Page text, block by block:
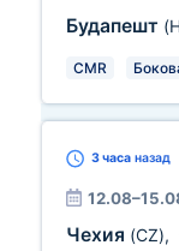
Будапешт
CMR
3 часа назад
Чехия (CZ),